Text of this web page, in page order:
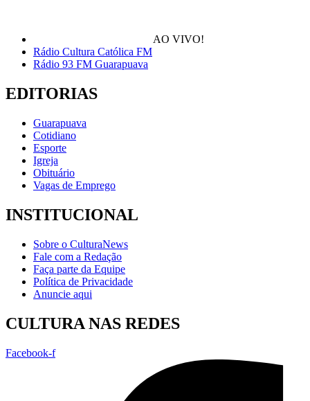
AO VIVO!
Rádio Cultura Católica FM
Rádio 93 FM Guarapuava
EDITORIAS
Guarapuava
Cotidiano
Esporte
Igreja
Obituário
Vagas de Emprego
INSTITUCIONAL
Sobre o CulturaNews
Fale com a Redação
Faça parte da Equipe
Política de Privacidade
Anuncie aqui
CULTURA NAS REDES
Facebook-f